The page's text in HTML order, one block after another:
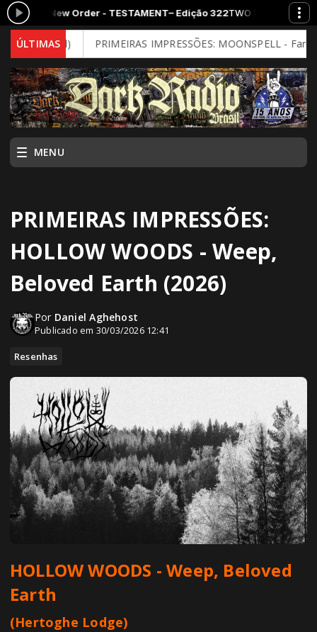
Order - TESTAMENT– Edição 322TWO SIDES com Rogerio
ÚLTIMAS
Mind) PRIMEIRAS IMPRESSÕES: MOONSPELL - Far From
MENU
PRIMEIRAS IMPRESSÕES:
HOLLOW WOODS - Weep,
Beloved Earth (2026)
Por Daniel Aghehost
Publicado em 30/03/2026 12:41
Resenhas
HOLLOW WOODS -Weep, Beloved
Earth
(Hertoghe Lodge)